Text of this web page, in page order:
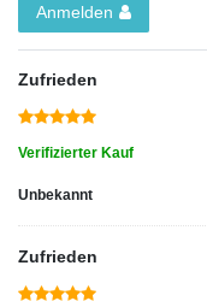
Anmelden
Zufrieden
Verifizierter Kauf
Unbekannt
Zufrieden